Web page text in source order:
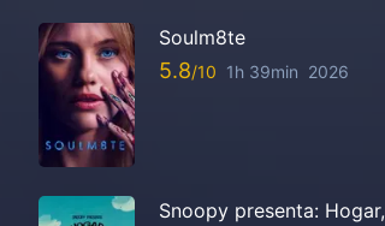
Soulm8te
5.8 1h 39min 2026
Snoopy presenta: Hogar,